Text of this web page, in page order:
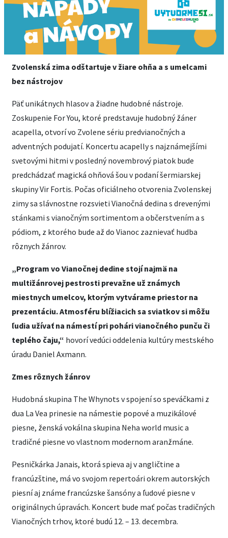
Zvolenská zima odštartuje v žiare ohňa a s umelcami
bez nástrojov
Päť unikátnych hlasov a žiadne hudobné nástroje.
Zoskupenie For You, ktoré predstavuje hudobný žáner
acapella, otvorí vo Zvolene sériu predvianočných a
adventných podujatí. Koncertu acapelly s najznámejšími
svetovými hitmi v posledný novembrový piatok bude
predchádzať magická ohňová šou v podaní šermiarskej
skupiny Vir Fortis. Počas oficiálneho otvorenia Zvolenskej
zimy sa slávnostne rozsvieti Vianočná dedina s drevenými
stánkami s vianočným sortimentom a občerstvením a s
pódiom, z ktorého bude až do Vianoc zaznievať hudba
rôznych žánrov.
„Program vo Vianočnej dedine stojí najmä na
multižánrovej pestrosti prevažne už známych
miestnych umelcov, ktorým vytvárame priestor na
prezentáciu. Atmosféru blížiacich sa sviatkov si môžu
ľudia užívať na námestí pri pohári vianočného punču či
teplého čaju,“ hovorí vedúci oddelenia kultúry mestského
úradu Daniel Axmann.
Zmes rôznych žánrov
Hudobná skupina The Whynots v spojení so speváčkami z
dua La Vea prinesie na námestie popové a muzikálové
piesne, ženská vokálna skupina Neha world music a
tradičné piesne vo vlastnom modernom aranžmáne.
Pesničkárka Janais, ktorá spieva aj v angličtine a
francúzštine, má vo svojom repertoári okrem autorských
piesní aj známe francúzske šansóny a ľudové piesne v
originálnych úpravách. Koncert bude mať počas tradičných
Vianočných trhov, ktoré budú 12. – 13. decembra.